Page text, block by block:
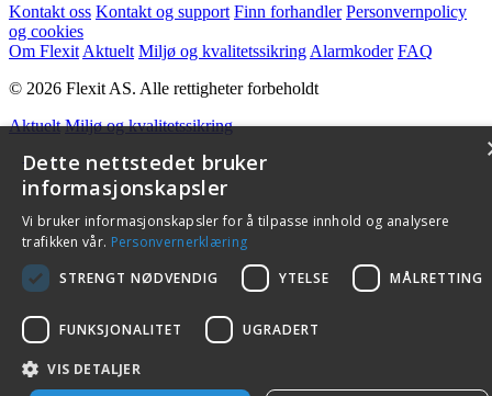
Kontakt oss Kontakt og support Finn forhandler Personvernpolicy
og cookies
Om Flexit Aktuelt Miljø og kvalitetssikring Alarmkoder FAQ
© 2026 Flexit AS. Alle rettigheter forbeholdt
Aktuelt Miljø og kvalitetssikring
Dette nettstedet bruker
informasjonskapsler
Vi bruker informasjonskapsler for å tilpasse innhold og analysere
trafikken vår. Personvernerklæring
STRENGT NØDVENDIG
YTELSE MÅLRETTING
FUNKSJONALITET UGRADERT
VIS DETALJER